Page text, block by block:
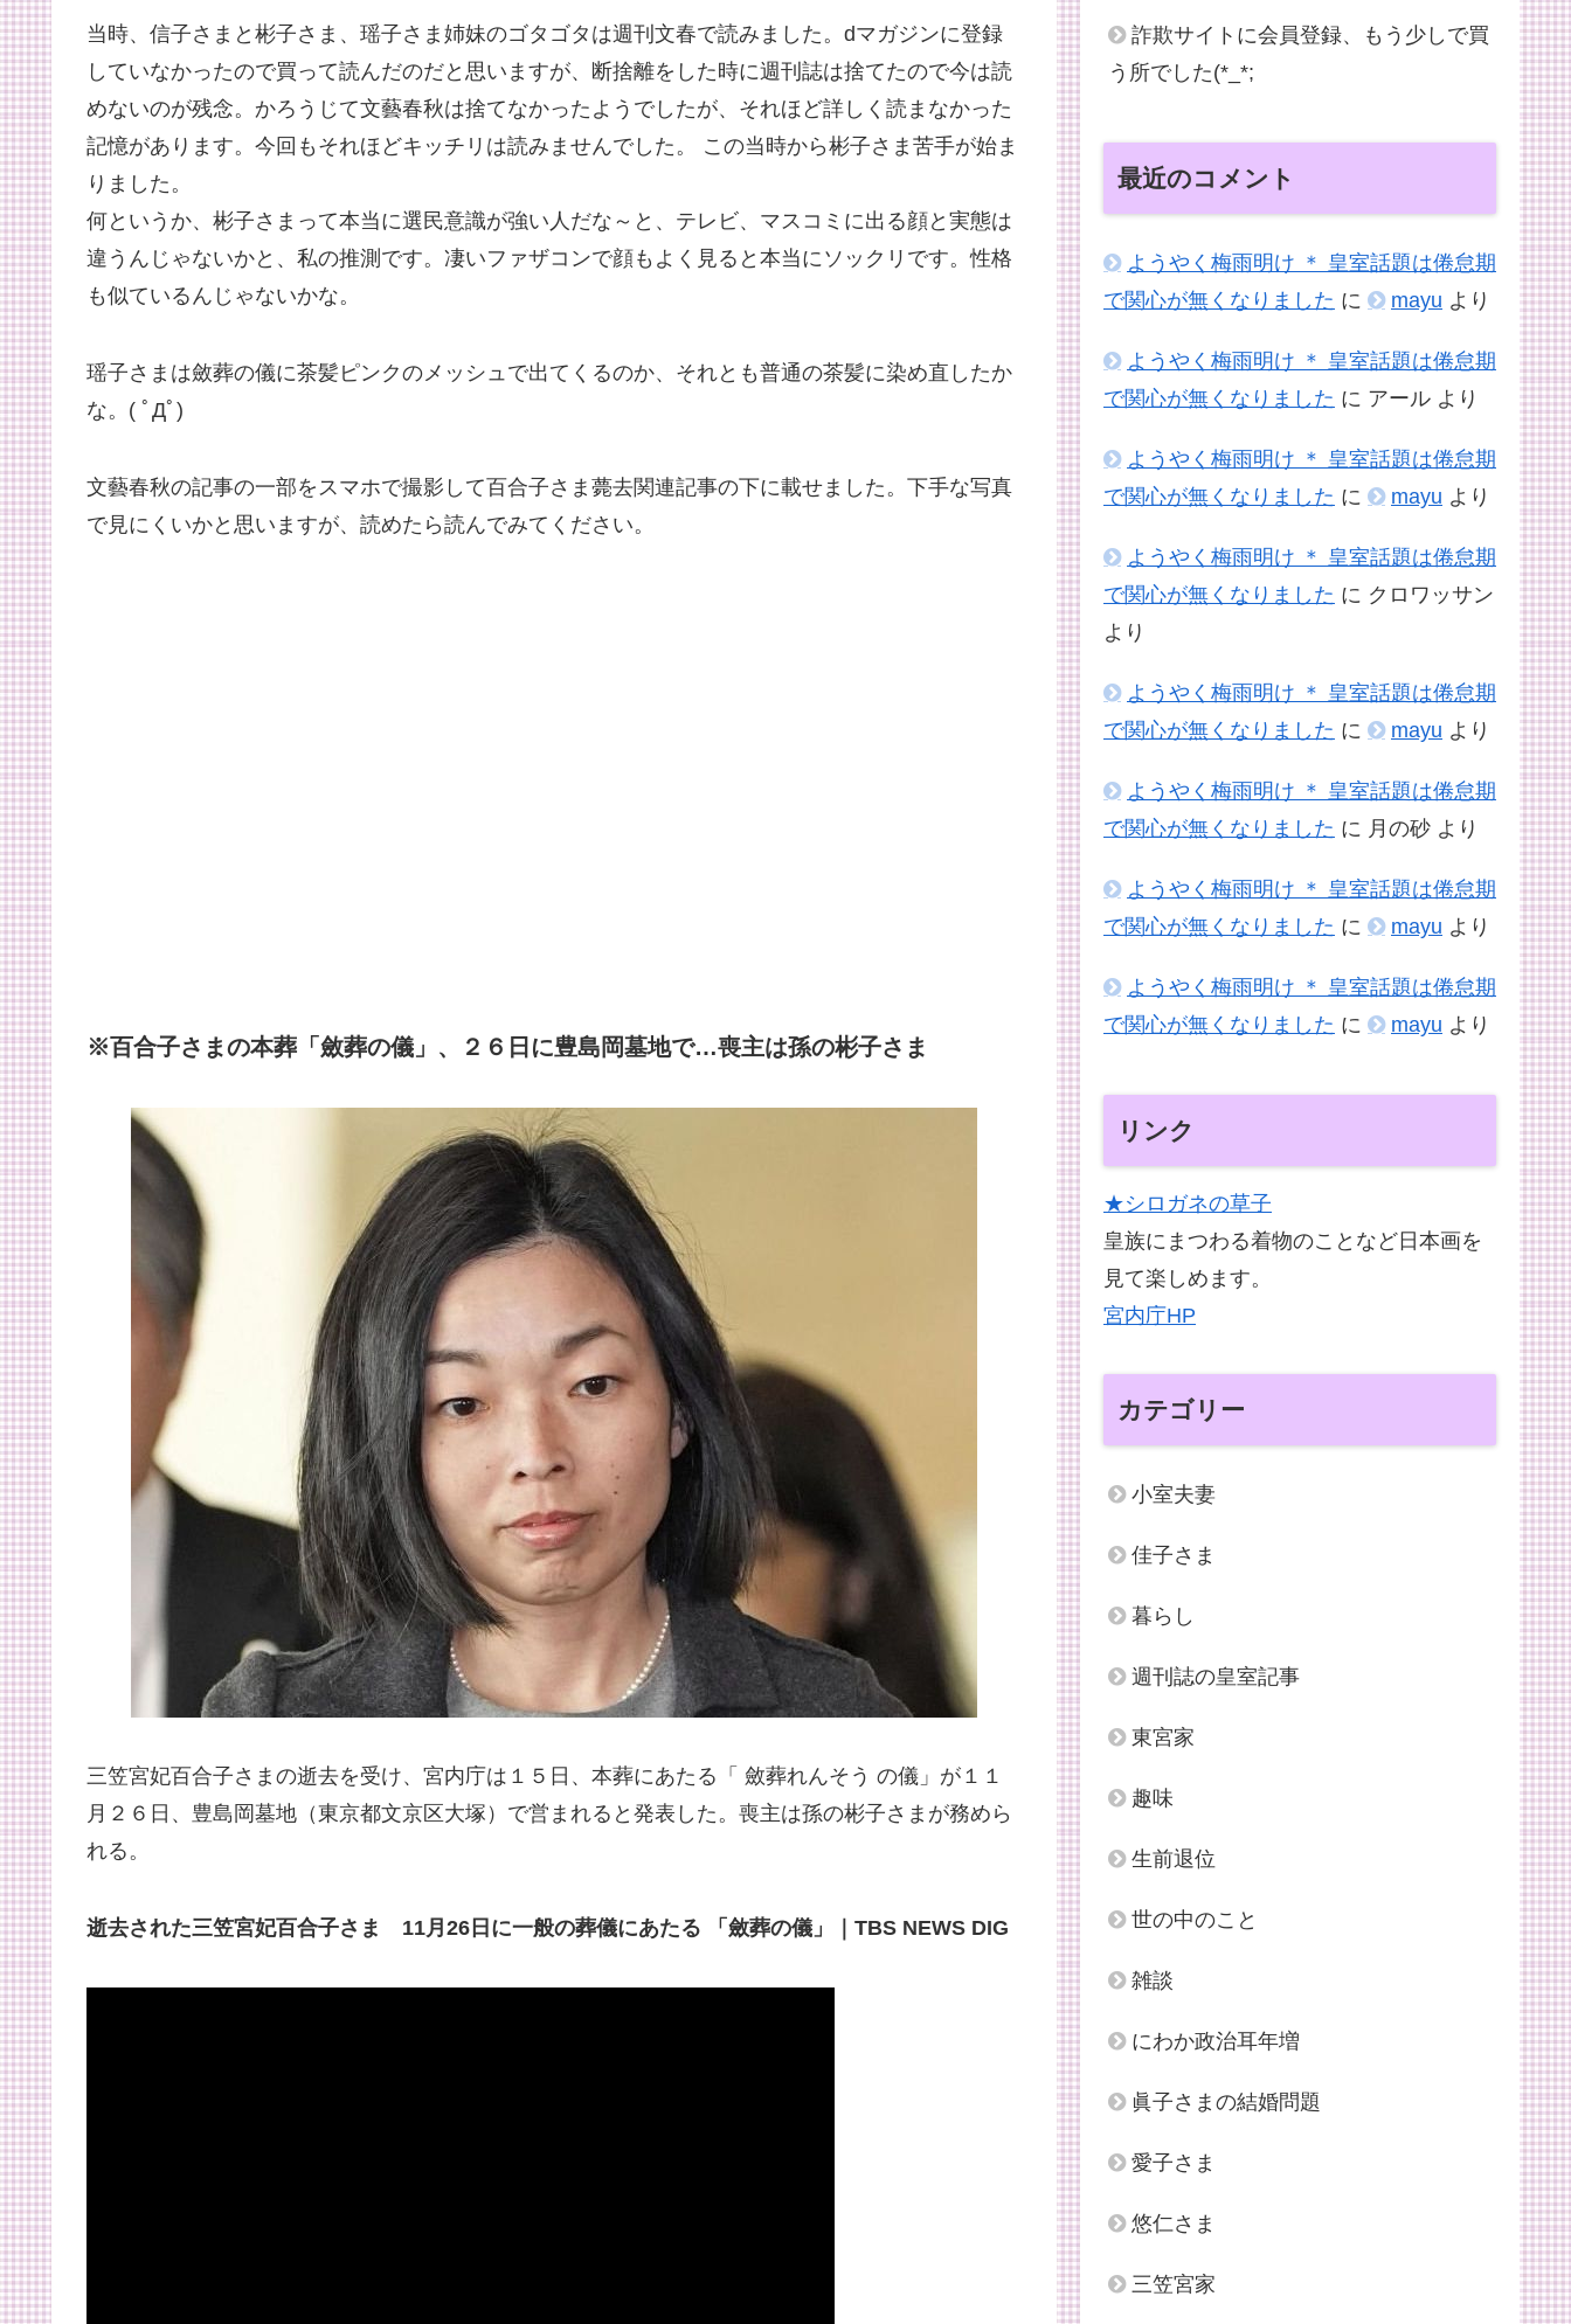
当時、信子さまと彬子さま、瑶子さま姉妹のゴタゴタは週刊文春で読みました。dマガジンに登録
していなかったので買って読んだのだと思いますが、断捨離をした時に週刊誌は捨てたので今は読
めないのが残念。かろうじて文藝春秋は捨てなかったようでしたが、それほど詳しく読まなかった
記憶があります。今回もそれほどキッチリは読みませんでした。 この当時から彬子さま苦手が始ま
りました。
何というか、彬子さまって本当に選民意識が強い人だな～と、テレビ、マスコミに出る顔と実態は
違うんじゃないかと、私の推測です。凄いファザコンで顔もよく見ると本当にソックリです。性格
も似ているんじゃないかな。
瑶子さまは斂葬の儀に茶髪ピンクのメッシュで出てくるのか、それとも普通の茶髪に染め直したか
な。( ﾟДﾟ)
文藝春秋の記事の一部をスマホで撮影して百合子さま薨去関連記事の下に載せました。下手な写真
で見にくいかと思いますが、読めたら読んでみてください。
※百合子さまの本葬「斂葬の儀」、２６日に豊島岡墓地で…喪主は孫の彬子さま
三笠宮妃百合子さまの逝去を受け、宮内庁は１５日、本葬にあたる「 斂葬れんそう の儀」が１１
月２６日、豊島岡墓地（東京都文京区大塚）で営まれると発表した。喪主は孫の彬子さまが務めら
れる。
逝去された三笠宮妃百合子さま 11月26日に一般の葬儀にあたる 「斂葬の儀」｜TBS NEWS DIG
詐欺サイトに会員登録、もう少しで買
う所でした(*_*;
最近のコメント
ようやく梅雨明け ＊ 皇室話題は倦怠期
で関心が無くなりました に mayu より
ようやく梅雨明け ＊ 皇室話題は倦怠期
で関心が無くなりました に アール より
ようやく梅雨明け ＊ 皇室話題は倦怠期
で関心が無くなりました に mayu より
ようやく梅雨明け ＊ 皇室話題は倦怠期
で関心が無くなりました に クロワッサン
より
ようやく梅雨明け ＊ 皇室話題は倦怠期
で関心が無くなりました に mayu より
ようやく梅雨明け ＊ 皇室話題は倦怠期
で関心が無くなりました に 月の砂 より
ようやく梅雨明け ＊ 皇室話題は倦怠期
で関心が無くなりました に mayu より
ようやく梅雨明け ＊ 皇室話題は倦怠期
で関心が無くなりました に mayu より
リンク
★シロガネの草子
皇族にまつわる着物のことなど日本画を
見て楽しめます。
宮内庁HP
カテゴリー
小室夫妻
佳子さま
暮らし
週刊誌の皇室記事
東宮家
趣味
生前退位
世の中のこと
雑談
にわか政治耳年増
眞子さまの結婚問題
愛子さま
悠仁さま
三笠宮家